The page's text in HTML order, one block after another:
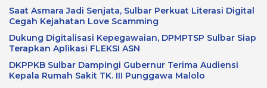
Saat Asmara Jadi Senjata, Sulbar Perkuat Literasi Digital
Cegah Kejahatan Love Scamming
Dukung Digitalisasi Kepegawaian, DPMPTSP Sulbar Siap
Terapkan Aplikasi FLEKSI ASN
DKPPKB Sulbar Dampingi Gubernur Terima Audiensi
Kepala Rumah Sakit TK. III Punggawa Malolo